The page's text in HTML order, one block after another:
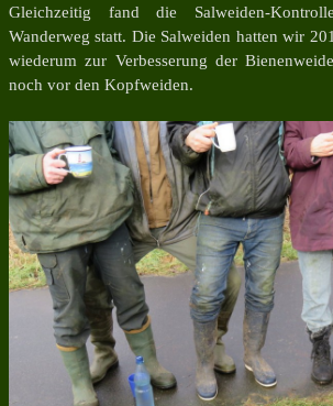
Gleichzeitig fand die Salweiden-
Wanderweg statt. Die Salweiden hatten wir
wiederum zur Verbesserung der
noch vor den Kopfweiden.